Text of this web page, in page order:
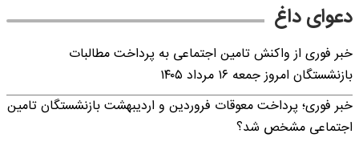
دعوای داغ
خبر فوری از واکنش تامین اجتماعی به پرداخت مطالبات
بازنشستگان امروز جمعه ۱۶ مرداد ۱۴۰۵
خبر فوری؛ پرداخت معوقات فروردین و اردیبهشت بازنشستگان تامین
اجتماعی مشخص شد؟